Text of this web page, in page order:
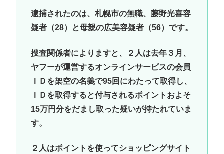
逮捕されたのは、札幌市の無職、藤野光喜容
疑者（28）と母親の広美容疑者（56）です。
捜査関係者によりますと、２人は去年３月、
ヤフーが運営するオンラインサービスの会員
ＩＤを架空の名義で95回にわたって取得し、
ＩＤを取得すると付与されるポイントおよそ
15万円分をだまし取った疑いが持たれていま
す。
２人はポイントを使ってショッピングサイト